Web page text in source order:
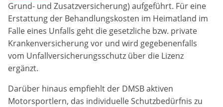
Grund- und Zusatzversicherung) aufgeführt. Für eine
Erstattung der Behandlungskosten im Heimatland im
Falle eines Unfalls geht die gesetzliche bzw. private
Krankenversicherung vor und wird gegebenenfalls
vom Unfallversicherungsschutz über die Lizenz
ergänzt.
Darüber hinaus empfiehlt der DMSB aktiven
Motorsportlern, das individuelle Schutzbedürfnis zu
Anbieter:
DMSB
Zweck:
Dieser Cookie speichert die gewählten Cookie-
Einstellungen.
Cookie Laufzeit:
12 Monate